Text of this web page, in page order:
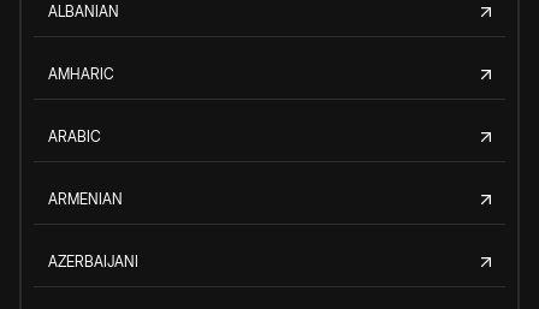
ALBANIAN
AMHARIC
ARABIC
ARMENIAN
AZERBAIJANI